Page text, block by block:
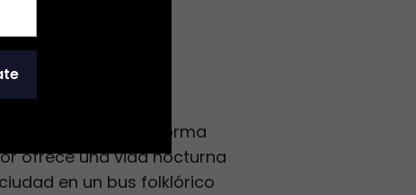
” es la forma
ofrece una vida nocturna
en un bus folklórico